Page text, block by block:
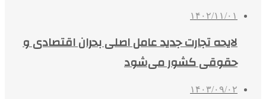
۱۴۰۲/۱۱/۰۱
لایحه تجارت جدید عامل اصلی بحران اقتصادی و
حقوقی کشور می‌شود
۱۴۰۳/۰۹/۰۲